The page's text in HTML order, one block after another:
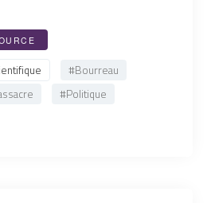
#Bourreau
#Politique